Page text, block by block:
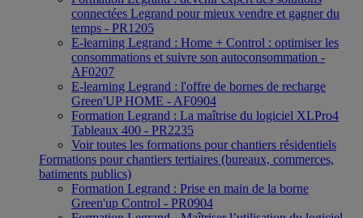
connectées Legrand pour mieux vendre et gagner du
temps - PR1205
E-learning Legrand : Home + Control : optimiser les
consommations et suivre son autoconsommation -
AF0207
E-learning Legrand : l'offre de bornes de recharge
Green'UP HOME - AF0904
Formation Legrand : La maîtrise du logiciel XLPro4
Tableaux 400 - PR2235
Voir toutes les formations pour chantiers résidentiels
Formations pour chantiers tertiaires (bureaux, commerces,
batiments publics)
Formation Legrand : Prise en main de la borne
Green'up Control - PR0904